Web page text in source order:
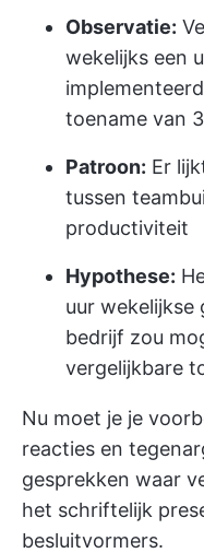
Observatie:
wekelijks een
toename van
Patroon: Er
tussen
productiviteit
Hypothese:
uur wekelijkse
bedrijf zou
vergelijkbare
Nu moet je je
reacties en
gesprekken waar
het schriftelijk
besluitvormers.